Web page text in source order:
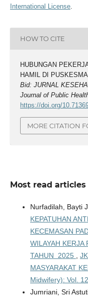
International License.
HOW TO CITE
HUBUNGAN
HAMIL DI
Bid: JURNAL
Journal of Public
https://doi.org/
MORE CITATION
Most read
Nurfadilah, Bayti
KEPATUHAN
KECEMASAN
WILAYAH KERJA
TAHUN 2025
MASYARAKAT
Midwifery): Vol.
Jumriani, Sri